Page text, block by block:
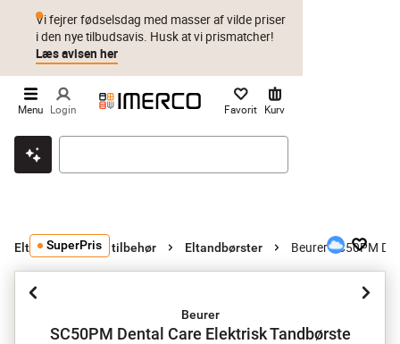
Klik & hent Byt i 1 år Prismatch
Vi fejrer fødselsdag med masser af vilde priser
i den nye tilbudsavis. Husk at vi prismatcher!
Læs avisen her
Menu Login Favorit Kurv
Eltandbørster og tilbehør Eltandbørster Beurer SC50PM
SuperPris
Beurer
SC50PM Dental Care Elektrisk Tandbørste